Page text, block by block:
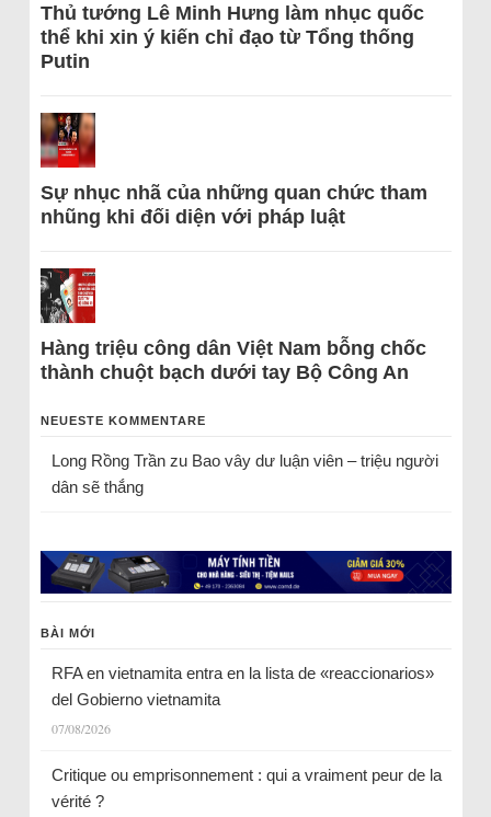
Thủ tướng Lê Minh Hưng làm nhục quốc
thể khi xin ý kiến chỉ đạo từ Tổng thống
Putin
Sự nhục nhã của những quan chức tham
nhũng khi đối diện với pháp luật
Hàng triệu công dân Việt Nam bỗng chốc
thành chuột bạch dưới tay Bộ Công An
NEUESTE KOMMENTARE
Long Rồng Trầnzu Bao vây dư luận viên – triệu người
dân sẽ thắng
BÀI MỚI
RFA en vietnamita entra en la lista de «reaccionarios»
del Gobierno vietnamita
07/08/2026
Critique ou emprisonnement : qui a vraiment peur de la
vérité ?